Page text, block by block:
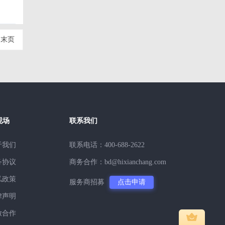
末页
场
我们
协议
政策
声明
合作
联系我们
联系电话：400-688-2622
商务合作：bd@hixianchang.com
服务商招募 点击申请